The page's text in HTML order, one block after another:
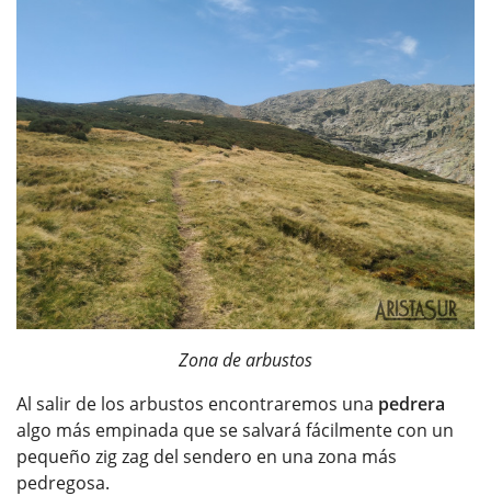
Zona de arbustos
Al salir de los arbustos encontraremos una pedrera
algo más empinada que se salvará fácilmente con un
pequeño zig zag del sendero en una zona más
pedregosa.